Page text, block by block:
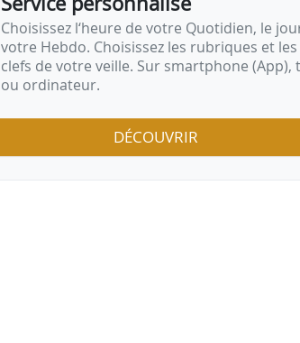
Choisissez l‘heure de votre Quotidien, le
votre Hebdo. Choisissez les rubriques et
clefs de votre veille. Sur smartphone (App),
ou ordinateur.
DÉCOUVRIR